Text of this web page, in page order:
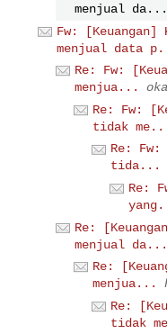
menjual da...
Fw:
menjual data
Re: Fw:
menjua...
oka
Re: Fw:
tidak
Re:
tida...
Re:
Re:
menjual da...
Re:
menjua...
Re:
tidak